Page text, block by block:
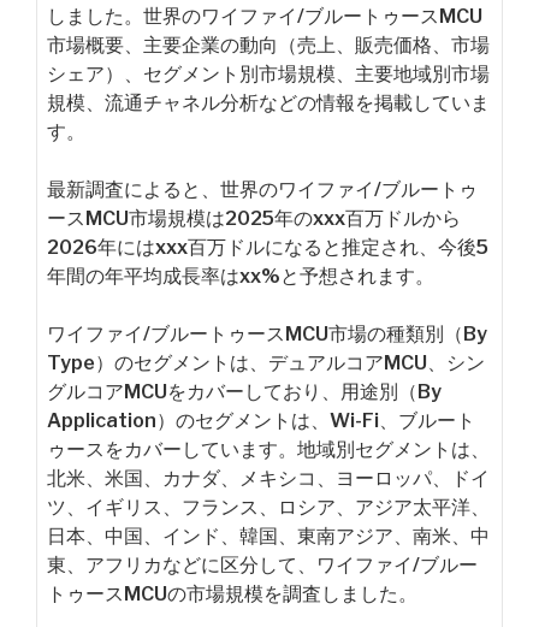
しました。世界のワイファイ/ブルートゥースMCU
市場概要、主要企業の動向（売上、販売価格、市場
シェア）、セグメント別市場規模、主要地域別市場
規模、流通チャネル分析などの情報を掲載していま
す。
最新調査によると、世界のワイファイ/ブルートゥ
ースMCU市場規模は2025年のxxx百万ドルから
2026年にはxxx百万ドルになると推定され、今後5
年間の年平均成長率はxx%と予想されます。
ワイファイ/ブルートゥースMCU市場の種類別（By
Type）のセグメントは、デュアルコアMCU、シン
グルコアMCUをカバーしており、用途別（By
Application）のセグメントは、Wi-Fi、ブルート
ゥースをカバーしています。地域別セグメントは、
北米、米国、カナダ、メキシコ、ヨーロッパ、ドイ
ツ、イギリス、フランス、ロシア、アジア太平洋、
日本、中国、インド、韓国、東南アジア、南米、中
東、アフリカなどに区分して、ワイファイ/ブルー
トゥースMCUの市場規模を調査しました。